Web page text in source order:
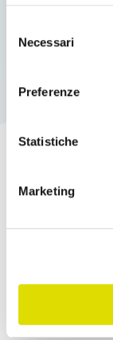
all'informativa:
delNecessari
Preferenze
Statistiche
Marketing